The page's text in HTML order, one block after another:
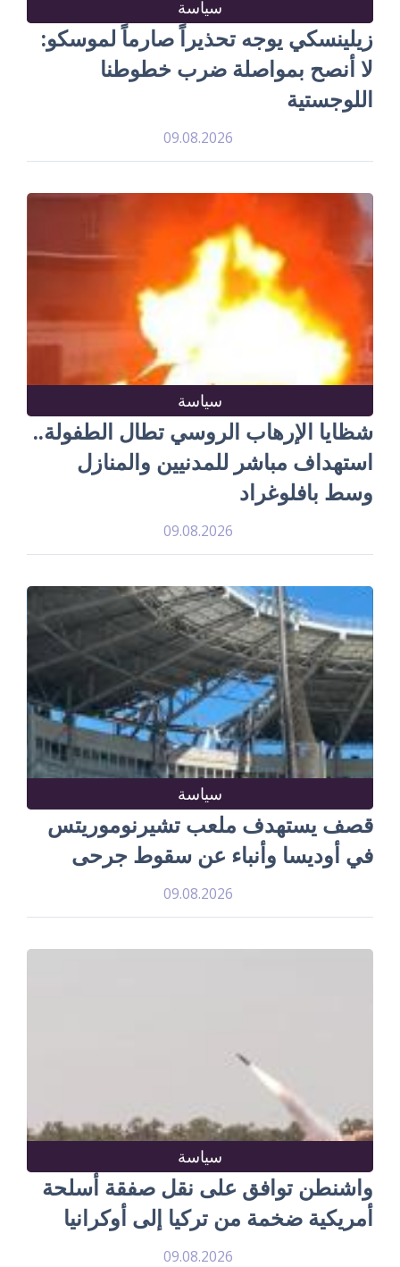
سياسة
زيلينسكي يوجه تحذيراً صارماً لموسكو:
لا أنصح بمواصلة ضرب خطوطنا
اللوجستية
09.08.2026
سياسة
شظايا الإرهاب الروسي تطال الطفولة..
استهداف مباشر للمدنيين والمنازل
وسط بافلوغراد
09.08.2026
سياسة
قصف يستهدف ملعب تشيرنوموريتس
في أوديسا وأنباء عن سقوط جرحى
09.08.2026
سياسة
واشنطن توافق على نقل صفقة أسلحة
أمريكية ضخمة من تركيا إلى أوكرانيا
09.08.2026